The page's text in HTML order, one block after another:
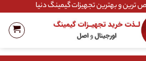
ترین و بهترین تجهیزات گیمینگ دنیا